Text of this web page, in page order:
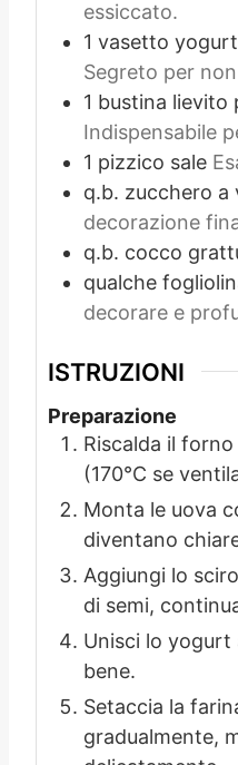
essiccato.
1 vasetto
Segreto per
1 bustina lievito
Indispensabile
1 pizzico sale
q.b. zucchero a
decorazione
q.b. cocco
qualche
decorare e
ISTRUZIONI
Preparazione
Riscalda il
(170°C se
Monta le uova
diventano
Aggiungi lo
di semi,
Unisci lo yogurt
bene.
Setaccia la
gradualmente,